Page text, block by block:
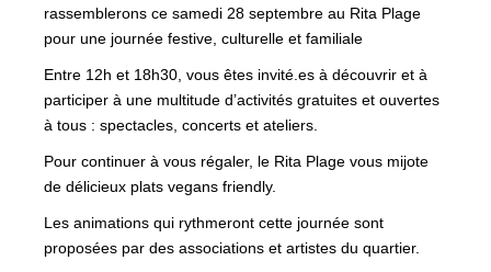
rassemblerons ce samedi 28 septembre au Rita Plage
pour une journée festive, culturelle et familiale
Entre 12h et 18h30, vous êtes invité.es à découvrir et à
participer à une multitude d’activités gratuites et ouvertes
à tous : spectacles, concerts et ateliers.
Pour continuer à vous régaler, le Rita Plage vous mijote
de délicieux plats vegans friendly.
Les animations qui rythmeront cette journée sont
proposées par des associations et artistes du quartier.